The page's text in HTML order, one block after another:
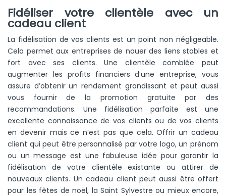
Fidéliser votre clientèle avec un
cadeau client
La fidélisation de vos clients est un point non négligeable.
Cela permet aux entreprises de nouer des liens stables et
fort avec ses clients. Une clientèle comblée peut
augmenter les profits financiers d’une entreprise, vous
assure d’obtenir un rendement grandissant et peut aussi
vous fournir de la promotion gratuite par des
recommandations. Une fidélisation parfaite est une
excellente connaissance de vos clients ou de vos clients
en devenir mais ce n’est pas que cela. Offrir un cadeau
client qui peut être personnalisé par votre logo, un prénom
ou un message est une fabuleuse idée pour garantir la
fidélisation de votre clientèle existante ou attirer de
nouveaux clients. Un cadeau client peut aussi être offert
pour les fêtes de noël, la Saint Sylvestre ou mieux encore,